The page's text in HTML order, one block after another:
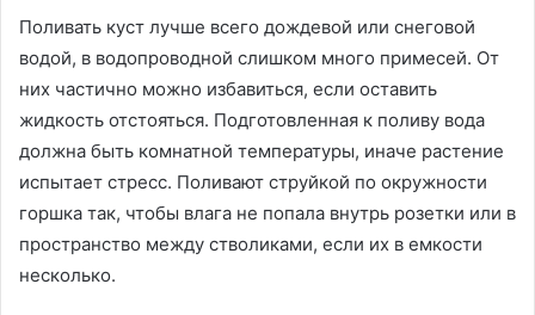
Поливать куст лучше всего дождевой или снеговой
водой, в водопроводной слишком много примесей. От
них частично можно избавиться, если оставить
жидкость отстояться. Подготовленная к поливу вода
должна быть комнатной температуры, иначе растение
испытает стресс. Поливают струйкой по окружности
горшка так, чтобы влага не попала внутрь розетки или в
пространство между стволиками, если их в емкости
несколько.